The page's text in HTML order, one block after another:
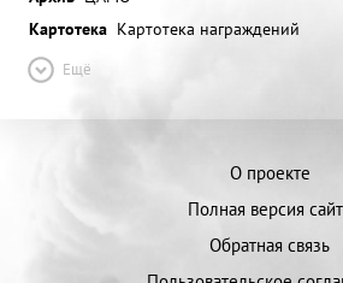
Картотека Картотека награждений
Ещё
О проекте
Полная версия
Обратная связь